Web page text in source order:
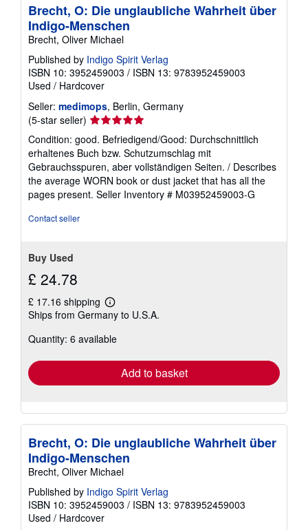
p
t
Brecht, O: Die unglaubliche Wahrheit über
Indigo-Menschen
Brecht, Oliver Michael
Published by Indigo Spirit Verlag
ISBN 10: 3952459003 / ISBN 13: 9783952459003
Used / Hardcover
Seller: medimops, Berlin, Germany
(5-star seller) Seller
rating
5
out
of
5
stars
Condition: good. Befriedigend/Good: Durchschnittlich
erhaltenes Buch bzw. Schutzumschlag mit
Gebrauchsspuren, aber vollständigen Seiten. / Describes
the average WORN book or dust jacket that has all the
pages present. Seller Inventory # M03952459003-G
Contact seller
Buy Used
£ 24.78
£ 17.16 shipping
Learn
more
shipping
Ships from Germany to U.S.A.
Quantity: 6 available
Add to basket
Brecht, O: Die unglaubliche Wahrheit über
Indigo-Menschen
Brecht, Oliver Michael
Published by Indigo Spirit Verlag
ISBN 10: 3952459003 / ISBN 13: 9783952459003
Used / Hardcover